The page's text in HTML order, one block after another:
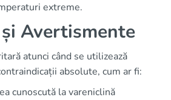
extreme.
Avertismente
atunci când se utilizează
absolute, cum ar fi:
cunoscută la vareniclină